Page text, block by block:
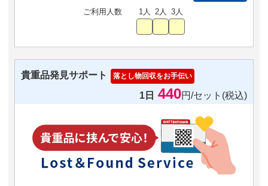
ご利用人数 1人 2人 3人
貴重品発見サポート 落とし物回収をお手伝い
1日 440円/セット(税込)